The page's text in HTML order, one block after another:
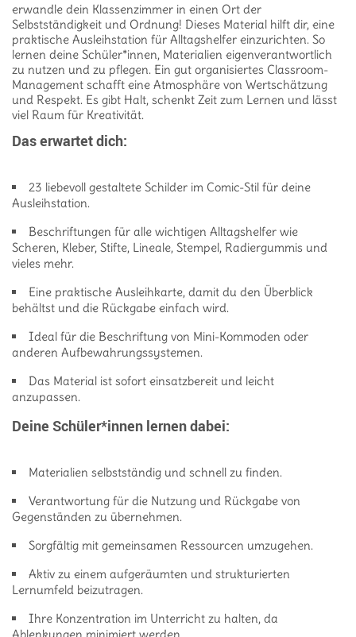
erwandle dein Klassenzimmer in einen Ort der
Selbstständigkeit und Ordnung! Dieses Material hilft dir, eine
praktische Ausleihstation für Alltagshelfer einzurichten. So
lernen deine Schüler*innen, Materialien eigenverantwortlich
zu nutzen und zu pflegen. Ein gut organisiertes Classroom-
Management schafft eine Atmosphäre von Wertschätzung
und Respekt. Es gibt Halt, schenkt Zeit zum Lernen und lässt
viel Raum für Kreativität.
Das erwartet dich:
23 liebevoll gestaltete Schilder im Comic-Stil für deine
Ausleihstation.
Beschriftungen für alle wichtigen Alltagshelfer wie
Scheren, Kleber, Stifte, Lineale, Stempel, Radiergummis und
vieles mehr.
Eine praktische Ausleihkarte, damit du den Überblick
behältst und die Rückgabe einfach wird.
Ideal für die Beschriftung von Mini-Kommoden oder
anderen Aufbewahrungssystemen.
Das Material ist sofort einsatzbereit und leicht
anzupassen.
Deine Schüler*innen lernen dabei:
Materialien selbstständig und schnell zu finden.
Verantwortung für die Nutzung und Rückgabe von
Gegenständen zu übernehmen.
Sorgfältig mit gemeinsamen Ressourcen umzugehen.
Aktiv zu einem aufgeräumten und strukturierten
Lernumfeld beizutragen.
Ihre Konzentration im Unterricht zu halten, da